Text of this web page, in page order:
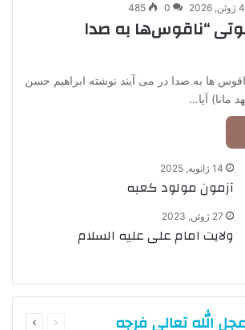
4 ژوئن, 2026 0
485
“ناقوس‌ها به صدا
ها به صدا در می آیند نوشته ابراهیم حسن
مانا) آیا…
14 ژانویه, 2025
آزمون مولود کعبه
27 ژوئن, 2023
ولایت امام علی علیه السلام
الله تعالی فرجه
صفحه